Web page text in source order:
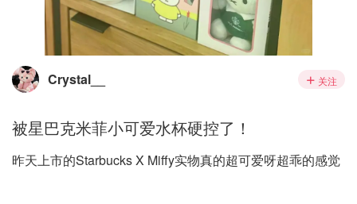
Crystal__ 关注
被星巴克米菲小可爱水杯硬控了！
昨天上市的Starbucks X Miffy实物真的超可爱呀超乖的感觉